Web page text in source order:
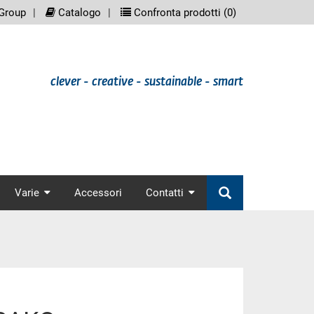
Catalogo Confronta prodotti (0)
clever - creative - sustainable - smart
Varie Accessori Contatti